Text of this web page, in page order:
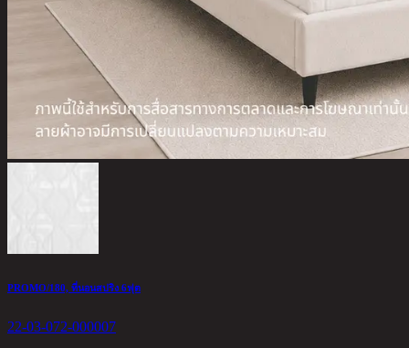
PROMO/180, ที่นอนสปริง 6ฟุต
22-03-072-000007